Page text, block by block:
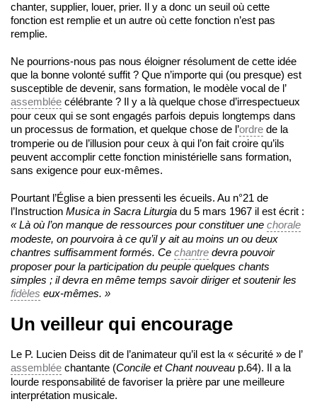
chanter, supplier, louer, prier. Il y a donc un seuil où cette
fonction est remplie et un autre où cette fonction n’est pas
remplie.
Ne pourrions-nous pas nous éloigner résolument de cette idée
que la bonne volonté suffit ? Que n’importe qui (ou presque) est
susceptible de devenir, sans formation, le modèle vocal de l’
assemblée célébrante ? Il y a là quelque chose d’irrespectueux
pour ceux qui se sont engagés parfois depuis longtemps dans
un processus de formation, et quelque chose de l’ordre de la
tromperie ou de l’illusion pour ceux à qui l’on fait croire qu’ils
peuvent accomplir cette fonction ministérielle sans formation,
sans exigence pour eux-mêmes.
Pourtant l’Église a bien pressenti les écueils. Au n°21 de
l’Instruction Musica in Sacra Liturgia du 5 mars 1967 il est écrit :
« Là où l’on manque de ressources pour constituer une chorale
modeste, on pourvoira à ce qu’il y ait au moins un ou deux
chantres suffisamment formés. Ce chantre devra pouvoir
proposer pour la participation du peuple quelques chants
simples ; il devra en même temps savoir diriger et soutenir les
fidèles eux-mêmes. »
Un veilleur qui encourage
Le P. Lucien Deiss dit de l’animateur qu’il est la « sécurité » de l’
assemblée chantante (Concile et Chant nouveau p.64). Il a la
lourde responsabilité de favoriser la prière par une meilleure
interprétation musicale.